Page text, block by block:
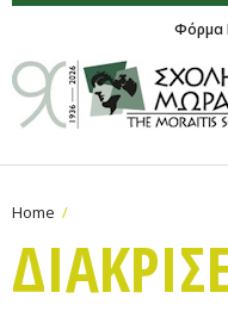
Φόρμα
Home